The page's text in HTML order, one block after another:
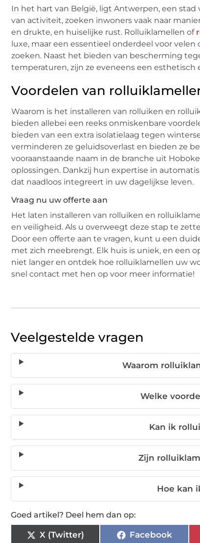
In het hart van België, ligt Antwerpen, een
van activiteit, zoeken inwoners vaak naar
en drukte, en huiselijke rust. Rolluiklamellen of
luxe, maar een essentieel onderdeel voor
zoeken. Naast het bieden van bescherming
temperaturen, zijn ze eveneens een
Voordelen van
Waarom is het installeren van rolluiken en
bieden allebei een reeks onmiskenbare
bieden van een extra isolatielaag tegen
verminderen ze geluidsoverlast en bieden ze
vooraanstaande naam in de branche uit
oplossingen. Dankzij hun expertise in
dat naadloos integreert in uw dagelijkse leven.
Vraag nu uw offerte aan
Het laten installeren van rolluiken en
en veiligheid. Als u overweegt deze stap te
Door een offerte aan te vragen, kunt u een
met zich meebrengt. Elk huis is uniek, en een
niet langer en ontdek hoe rolluiklamellen uw
snel contact met hen op voor meer informatie!
Veelgestelde vragen
Waarom
Welke
Kan ik
Zijn
Hoe kan
Goed artikel? Deel hem dan op:
X (Twitter) Facebook